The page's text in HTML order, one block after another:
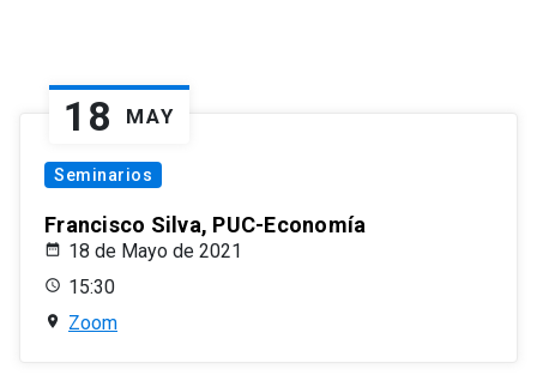
18 MAY
Seminarios
Francisco Silva, PUC-Economía
18 de Mayo de 2021
15:30
Zoom